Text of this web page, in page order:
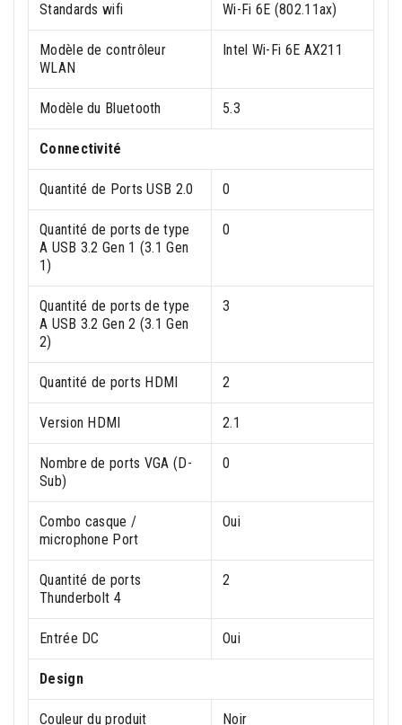
Standards wifi Wi-Fi 6E (802.11ax)
Modèle de contrôleur
WLAN
Intel Wi-Fi 6E AX211
Modèle du Bluetooth 5.3
Connectivité
Quantité de Ports USB 2.0 0
Quantité de ports de type
A USB 3.2 Gen 1 (3.1 Gen
1)
0
Quantité de ports de type
A USB 3.2 Gen 2 (3.1 Gen
2)
3
Quantité de ports HDMI 2
Version HDMI 2.1
Nombre de ports VGA (D-
Sub)
0
Combo casque /
microphone Port
Oui
Quantité de ports
Thunderbolt 4
2
Entrée DC Oui
Design
Couleur du produit Noir